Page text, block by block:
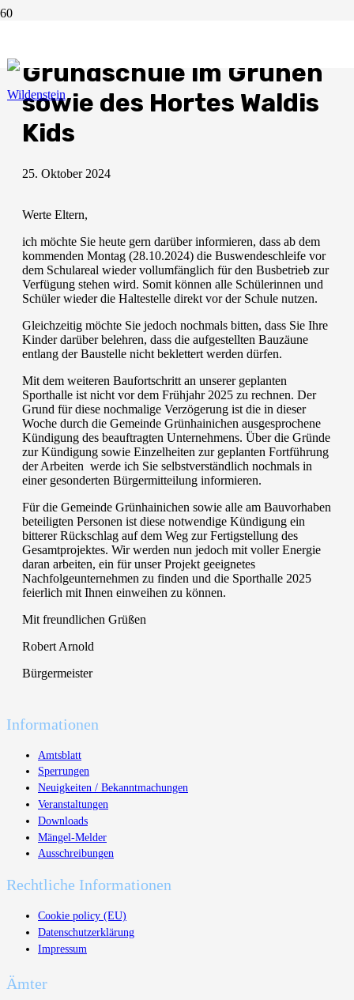
Grundschule im Grünen
sowie des Hortes Waldis
Kids
25. Oktober 2024
Werte Eltern,
ich möchte Sie heute gern darüber informieren, dass ab dem
kommenden Montag (28.10.2024) die Buswendeschleife vor
dem Schulareal wieder vollumfänglich für den Busbetrieb zur
Verfügung stehen wird. Somit können alle Schülerinnen und
Schüler wieder die Haltestelle direkt vor der Schule nutzen.
Gleichzeitig möchte Sie jedoch nochmals bitten, dass Sie Ihre
Kinder darüber belehren, dass die aufgestellten Bauzäune
entlang der Baustelle nicht beklettert werden dürfen.
Mit dem weiteren Baufortschritt an unserer geplanten
Sporthalle ist nicht vor dem Frühjahr 2025 zu rechnen. Der
Grund für diese nochmalige Verzögerung ist die in dieser
Woche durch die Gemeinde Grünhainichen ausgesprochene
Kündigung des beauftragten Unternehmens. Über die Gründe
zur Kündigung sowie Einzelheiten zur geplanten Fortführung
der Arbeiten werde ich Sie selbstverständlich nochmals in
einer gesonderten Bürgermitteilung informieren.
Für die Gemeinde Grünhainichen sowie alle am Bauvorhaben
beteiligten Personen ist diese notwendige Kündigung ein
bitterer Rückschlag auf dem Weg zur Fertigstellung des
Gesamtprojektes. Wir werden nun jedoch mit voller Energie
daran arbeiten, ein für unser Projekt geeignetes
Nachfolgeunternehmen zu finden und die Sporthalle 2025
feierlich mit Ihnen einweihen zu können.
Mit freundlichen Grüßen
Robert Arnold
Bürgermeister
Informationen
Amtsblatt
Sperrungen
Neuigkeiten / Bekanntmachungen
Veranstaltungen
Downloads
Mängel-Melder
Ausschreibungen
Rechtliche Informationen
Cookie policy (EU)
Datenschutzerklärung
Impressum
Ämter